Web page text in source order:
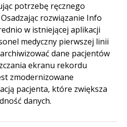
potrzebę ręcznego
rozwiązanie Info
w istniejącej aplikacji
medyczny pierwszej linii
dane pacjentów
ekranu rekordu
zmodernizowane
pacjenta, które zwiększa
danych.